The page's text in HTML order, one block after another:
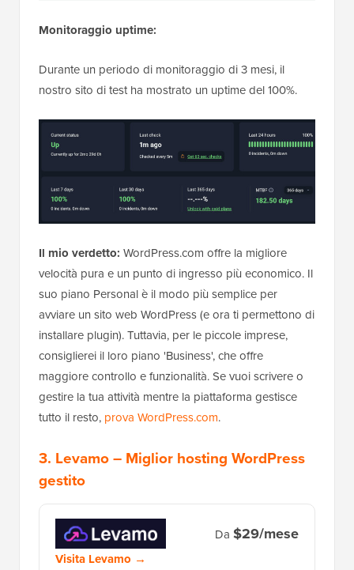
Monitoraggio uptime:
Durante un periodo di monitoraggio di 3 mesi, il
nostro sito di test ha mostrato un uptime del 100%.
Il mio verdetto: WordPress.com offre la migliore
velocità pura e un punto di ingresso più economico. Il
suo piano Personal è il modo più semplice per
avviare un sito web WordPress (e ora ti permettono di
installare plugin). Tuttavia, per le piccole imprese,
consiglierei il loro piano 'Business', che offre
maggiore controllo e funzionalità. Se vuoi scrivere o
gestire la tua attività mentre la piattaforma gestisce
tutto il resto, prova WordPress.com.
3. Levamo– Miglior hosting WordPress
gestito
Da $29/mese
Visita Levamo →